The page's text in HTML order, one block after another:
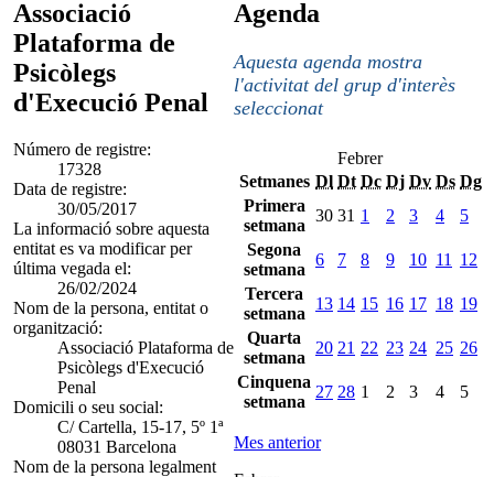
Associació
Plataforma de
Psicòlegs
d'Execució Penal
Número de registre:
17328
Data de registre:
30/05/2017
La informació sobre aquesta
entitat es va modificar per
última vegada el:
26/02/2024
Nom de la persona, entitat o
organització:
Associació Plataforma de
Psicòlegs d'Execució
Penal
Domicili o seu social:
C/ Cartella, 15-17, 5º 1ª
08031 Barcelona
Nom de la persona legalment
Agenda
Aquesta agenda mostra
l'activitat del grup d'interès
seleccionat
Febrer
Setmanes Dl Dt Dc Dj Dv Ds Dg
Primera
setmana
30 31 1 2 3 4
5
Segona
setmana
6 7 8 9 10 11
12
Tercera
setmana
13 14 15 16 17 18 19
Quarta
setmana
20 21 22 23 24 25 26
Cinquena
setmana
27 28 1 2 3 4 5
Mes anterior